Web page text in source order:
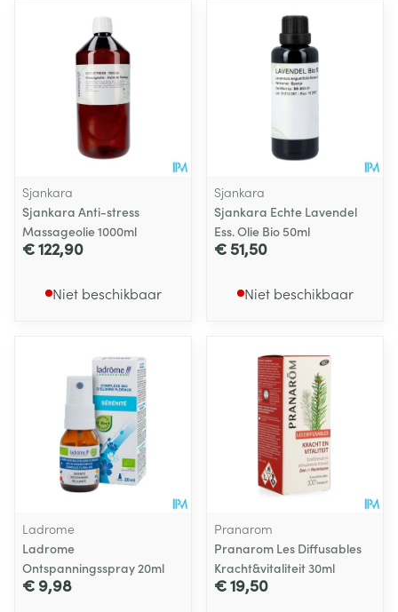
Sjankara
Sjankara Anti-stress
Massageolie 1000ml
€ 122,90
Niet beschikbaar
Sjankara
Sjankara Echte Lavendel
Ess. Olie Bio 50ml
€ 51,50
Niet beschikbaar
Ladrome
Ladrome
Ontspanningsspray 20ml
€ 9,98
Pranarom
Pranarom Les Diffusables
Kracht&vitaliteit 30ml
€ 19,50